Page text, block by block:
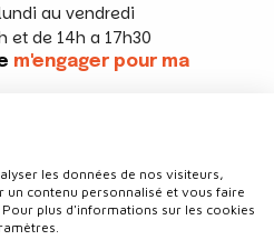
au vendredi
et de 14h a 17h30
m'engager pour ma
nous
les données de nos visiteurs,
contenu personnalisé et vous faire
plus d'informations sur les cookies